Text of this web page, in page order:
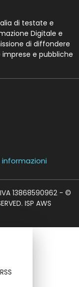
di testate e
Digitale e
di diffondere
e pubbliche
13868590962 - ©
ISP AWS